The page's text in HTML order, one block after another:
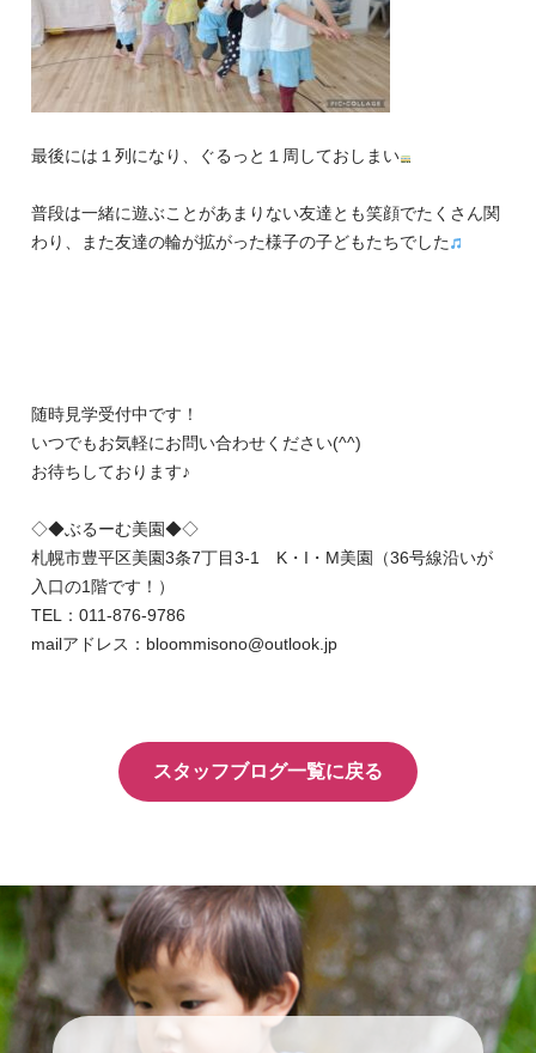
最後には１列になり、ぐるっと１周しておしまい
普段は一緒に遊ぶことがあまりない友達とも笑顔でたくさん関
わり、また友達の輪が拡がった様子の子どもたちでした
随時見学受付中です！
いつでもお気軽にお問い合わせください(^^)
お待ちしております♪
◇◆ぶるーむ美園◆◇
札幌市豊平区美園3条7丁目3-1 K・I・M美園（36号線沿いが
入口の1階です！）
TEL：011-876-9786
mailアドレス：bloommisono@outlook.jp
スタッフブログ一覧に戻る